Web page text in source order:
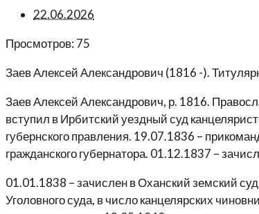
22.06.2026
Просмотров: 75
Заев Алексей Александрович (1816 -).
Заев Алексей Александрович, р. 1816.
вступил в Ирбитский уездный суд
губернского правления. 19.07.1836 –
гражданского губернатора. 01.12.1837 –
01.01.1838 – зачислен в Оханский земский
Уголовного суда, в число канцелярских